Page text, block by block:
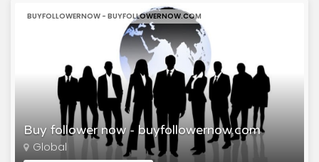
Buy follower now - buyfollowernow.com
BUYFOLLOWERNOW - BUYFOLLOWERNOW.COM
Global